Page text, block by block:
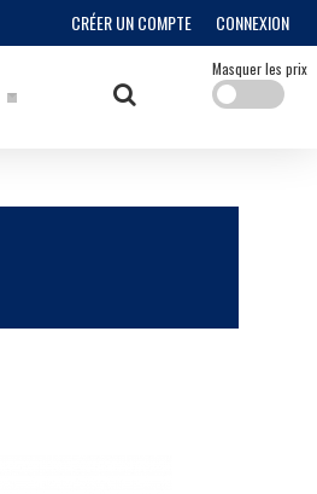
CRÉER UN COMPTE CONNEXION
Masquer les prix